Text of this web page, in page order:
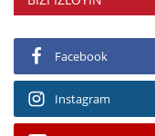
Facebook
Instagram